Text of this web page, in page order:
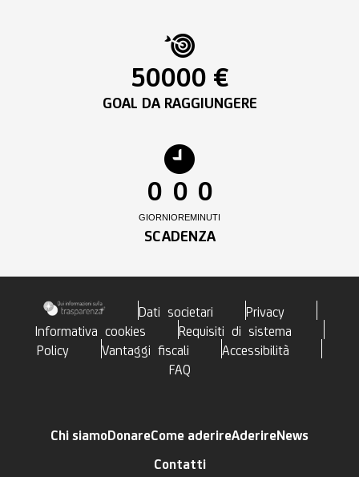
50000 €
GOAL DA RAGGIUNGERE
0
GIORNI
0
ORE
0
MINUTI
SCADENZA
Dati societari
Privacy
Informativa cookies
Requisiti di sistema
Policy
Vantaggi fiscali
Accessibilità
FAQ
Chi siamoDonareCome aderireAderireNews
Contatti